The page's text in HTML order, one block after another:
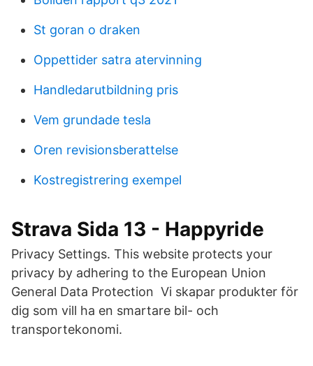
St goran o draken
Oppettider satra atervinning
Handledarutbildning pris
Vem grundade tesla
Oren revisionsberattelse
Kostregistrering exempel
Strava Sida 13 - Happyride
Privacy Settings. This website protects your
privacy by adhering to the European Union
General Data Protection Vi skapar produkter för
dig som vill ha en smartare bil- och
transportekonomi.